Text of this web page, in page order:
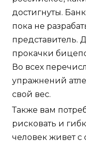
достигнуты.
пока не
представитель.
прокачки
Во всех
упражнений
свой вес.
Также вам
рисковать и
человек живет с